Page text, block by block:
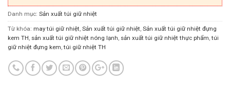
Danh mục: Sản xuất túi giữ nhiệt
Từ khóa: may túi giữ nhiệt, Sản xuất túi giữ nhiệt, Sản xuất túi giữ nhiệt đựng
kem TH, sản xuất túi giữ nhiệt nóng lạnh, sản xuất túi giữ nhiệt thực phẩm,túi
giữ nhiệt đựng kem,túi giữ nhiệt TH